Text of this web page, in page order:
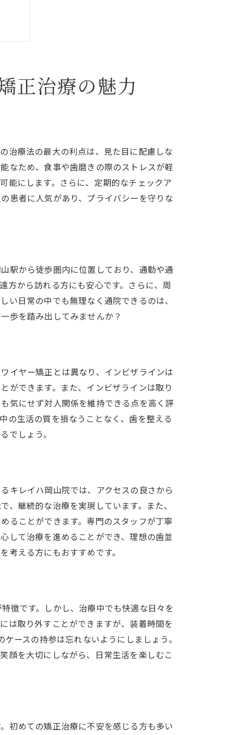
正治療の魅力
治療法の最大の利点は、見た目に配慮しな
なため、食事や歯磨きの際のストレスが軽
能にします。さらに、定期的なチェックア
患者に人気があり、プライバシーを守りな
駅から徒歩圏内に位置しており、通勤や通
方から訪れる方にも安心です。さらに、周
日常の中でも無理なく通院できるのは、
歩を踏み出してみませんか？
イヤー矯正とは異なり、インビザラインは
ができます。また、インビザラインは取り
気にせず対人関係を維持できる点を高く評
の生活の質を損なうことなく、歯を整える
でしょう。
キレイハ岡山院では、アクセスの良さから
継続的な治療を実現しています。また、
ることができます。専門のスタッフが丁寧
して治療を進めることができ、理想の歯並
える方にもおすすめです。
徴です。しかし、治療中でも快適な日々を
は取り外すことができますが、装着時間を
ースの持参は忘れないようにしましょう。
顔を大切にしながら、日常生活を楽しむこ
初めての矯正治療に不安を感じる方も多い